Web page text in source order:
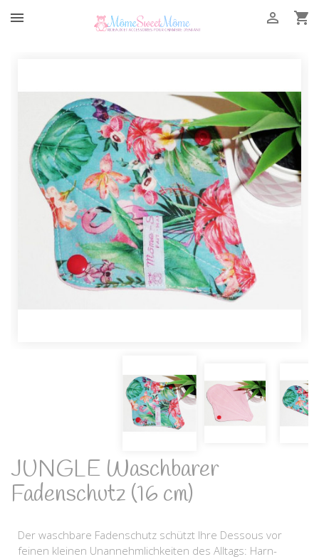
 

JUNGLE Waschbarer
Fadenschutz (16 cm)
Der waschbare Fadenschutz schützt Ihre Dessous vor
feinen kleinen Unannehmlichkeiten des Alltags: Harn-